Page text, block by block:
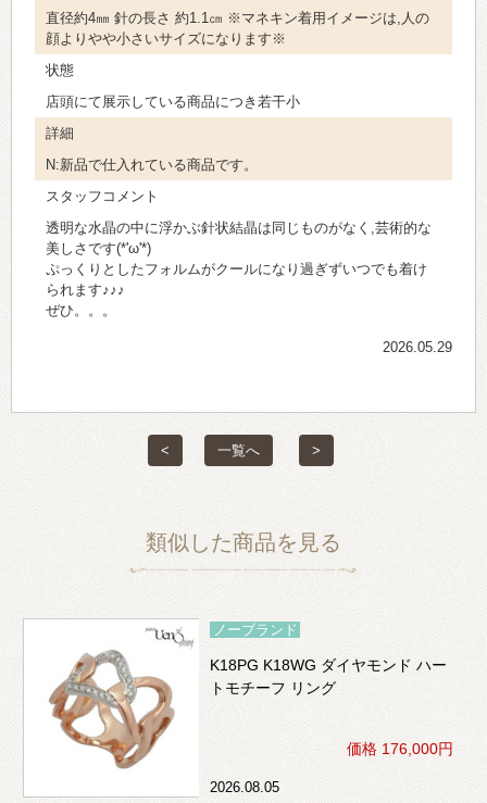
直径約4㎜ 針の長さ 約1.1㎝ ※マネキン着用イメージは,人の
顔よりやや小さいサイズになります※
状態
店頭にて展示している商品につき若干小
詳細
N:新品で仕入れている商品です。
スタッフコメント
透明な水晶の中に浮かぶ針状結晶は同じものがなく,芸術的な
美しさです(*'ω'*)
ぷっくりとしたフォルムがクールになり過ぎずいつでも着け
られます♪♪♪
ぜひ。。。
2026.05.29
< 一覧へ >
類似した商品を見る
ノーブランド
K18PG K18WG ダイヤモンド ハー
トモチーフ リング
価格 176,000円
2026.08.05